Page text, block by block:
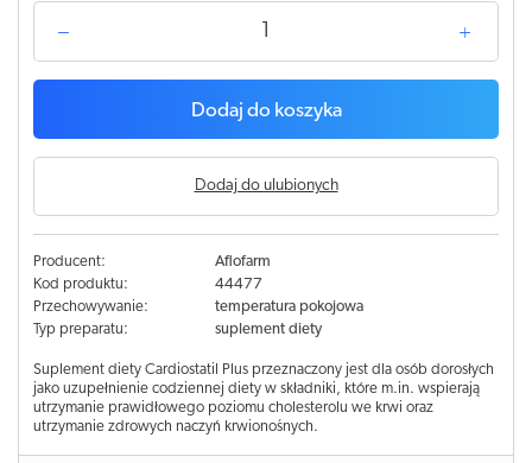
Dodaj do koszyka
Dodaj do ulubionych
Producent:
Aflofarm
Kod produktu:
44477
Przechowywanie:
temperatura pokojowa
Typ preparatu:
suplement diety
Suplement diety Cardiostatil Plus przeznaczony jest dla osób dorosłych
jako uzupełnienie codziennej diety w składniki, które m.in. wspierają
utrzymanie prawidłowego poziomu cholesterolu we krwi oraz
utrzymanie zdrowych naczyń krwionośnych.